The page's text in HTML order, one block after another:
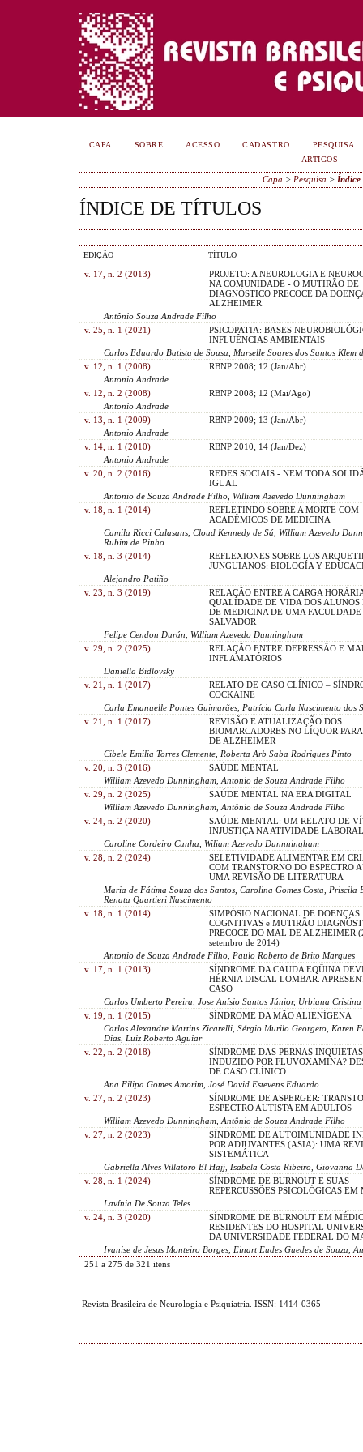
CAPA SOBRE ACESSO CADASTRO
PESQUISA
ARTIGOS
Capa > Pesquisa > Índice
ÍNDICE DE TÍTULOS
EDIÇÃO TÍTULO
v. 17, n. 2 (2013)
PROJETO: A NEUROLOGIA E
NA COMUNIDADE - O MUTIRÃO DE
DIAGNÓSTICO PRECOCE DA
ALZHEIMER
Antônio Souza Andrade Filho
v. 25, n. 1 (2021)
PSICOPATIA: BASES
INFLUÊNCIAS AMBIENTAIS
Carlos Eduardo Batista de Sousa, Marselle Soares dos Santos Klem
v. 12, n. 1 (2008)
RBNP 2008; 12 (Jan/Abr)
Antonio Andrade
v. 12, n. 2 (2008)
RBNP 2008; 12 (Mai/Ago)
Antonio Andrade
v. 13, n. 1 (2009)
RBNP 2009; 13 (Jan/Abr)
Antonio Andrade
v. 14, n. 1 (2010)
RBNP 2010; 14 (Jan/Dez)
Antonio Andrade
v. 20, n. 2 (2016)
REDES SOCIAIS - NEM TODA
IGUAL
Antonio de Souza Andrade Filho, William Azevedo Dunningham
v. 18, n. 1 (2014)
REFLETINDO SOBRE A MORTE COM
ACADÊMICOS DE MEDICINA
Camila Ricci Calasans, Cloud Kennedy de Sá, William Azevedo
Rubim de Pinho
v. 18, n. 3 (2014)
REFLEXIONES SOBRE LOS
JUNGUIANOS: BIOLOGÍA Y
Alejandro Patiño
v. 23, n. 3 (2019)
RELAÇÃO ENTRE A CARGA
QUALIDADE DE VIDA DOS ALUNOS
DE MEDICINA DE UMA FACULDADE
SALVADOR
Felipe Cendon Durán, William Azevedo Dunningham
v. 29, n. 2 (2025)
RELAÇÃO ENTRE DEPRESSÃO E
INFLAMATÓRIOS
Daniella Bidlovsky
v. 21, n. 1 (2017)
RELATO DE CASO CLÍNICO –
COCKAINE
Carla Emanuelle Pontes Guimarães, Patrícia Carla Nascimento dos
v. 21, n. 1 (2017)
REVISÃO E ATUALIZAÇÃO DOS
BIOMARCADORES NO LÍQUOR
DE ALZHEIMER
Cibele Emilia Torres Clemente, Roberta Arb Saba Rodrigues Pinto
v. 20, n. 3 (2016)
SAÚDE MENTAL
William Azevedo Dunningham, Antonio de Souza Andrade Filho
v. 29, n. 2 (2025)
SAÚDE MENTAL NA ERA DIGITAL
William Azevedo Dunningham, Antônio de Souza Andrade Filho
v. 24, n. 2 (2020)
SAÚDE MENTAL: UM RELATO DE
INJUSTIÇA NA ATIVIDADE LABORAL
Caroline Cordeiro Cunha, Wiliam Azevedo Dunnningham
v. 28, n. 2 (2024)
SELETIVIDADE ALIMENTAR EM
COM TRANSTORNO DO ESPECTRO
UMA REVISÃO DE LITERATURA
Maria de Fátima Souza dos Santos, Carolina Gomes Costa,
Renata Quartieri Nascimento
v. 18, n. 1 (2014)
SIMPÓSIO NACIONAL DE DOENÇAS
COGNITIVAS e MUTIRÃO
PRECOCE DO MAL DE ALZHEIMER
setembro de 2014)
Antonio de Souza Andrade Filho, Paulo Roberto de Brito Marques
v. 17, n. 1 (2013)
SÍNDROME DA CAUDA EQÜINA
HÉRNIA DISCAL LOMBAR.
CASO
Carlos Umberto Pereira, Jose Anísio Santos Júnior, Urbiana
v. 19, n. 1 (2015)
SÍNDROME DA MÃO ALIENÍGENA
Carlos Alexandre Martins Zicarelli, Sérgio Murilo Georgeto, Karen
Dias, Luiz Roberto Aguiar
v. 22, n. 2 (2018)
SÍNDROME DAS PERNAS INQUIETAS
INDUZIDO POR FLUVOXAMINA?
DE CASO CLÍNICO
Ana Filipa Gomes Amorim, José David Estevens Eduardo
v. 27, n. 2 (2023)
SÍNDROME DE ASPERGER:
ESPECTRO AUTISTA EM ADULTOS
William Azevedo Dunningham, Antônio de Souza Andrade Filho
v. 27, n. 2 (2023)
SÍNDROME DE AUTOIMUNIDADE
POR ADJUVANTES (ASIA): UMA
SISTEMÁTICA
Gabriella Alves Villatoro El Hajj, Isabela Costa Ribeiro, Giovanna
v. 28, n. 1 (2024)
SÍNDROME DE BURNOUT E SUAS
REPERCUSSÕES PSICOLÓGICAS EM
Lavínia De Souza Teles
v. 24, n. 3 (2020)
SÍNDROME DE BURNOUT EM
RESIDENTES DO HOSPITAL
DA UNIVERSIDADE FEDERAL DO
Ivanise de Jesus Monteiro Borges, Einart Eudes Guedes de Souza,
251 a 275 de 321 itens
Revista Brasileira de Neurologia e Psiquiatria. ISSN: 1414-0365